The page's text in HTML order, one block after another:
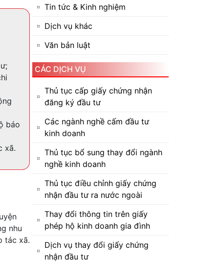
báo
xã.
nhu
tác xã.
Tin tức & Kinh nghiệm
Dịch vụ khác
Văn bản luật
CÁC DỊCH VỤ
Thủ tục cấp giấy chứng nhận
đăng ký đầu tư
Các ngành nghề cấm đầu tư
kinh doanh
Thủ tục bổ sung thay đổi ngành
nghề kinh doanh
Thủ tục điều chỉnh giấy chứng
nhận đầu tư ra nước ngoài
Thay đổi thông tin trên giấy
phép hộ kinh doanh gia đình
Dịch vụ thay đổi giấy chứng
nhận đầu tư